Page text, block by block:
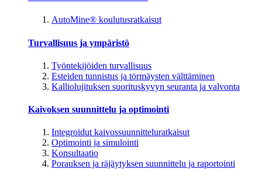
AutoMine® koulutusratkaisut
Turvallisuus ja ympäristö
Työntekijöiden turvallisuus
Esteiden tunnistus ja törmäysten välttäminen
Kalliolujituksen suorituskyvyn seuranta ja valvonta
Kaivoksen suunnittelu ja optimointi
Integroidut kaivossuunnitteluratkaisut
Optimointi ja simulointi
Konsultaatio
Porauksen ja räjäytyksen suunnittelu ja raportointi